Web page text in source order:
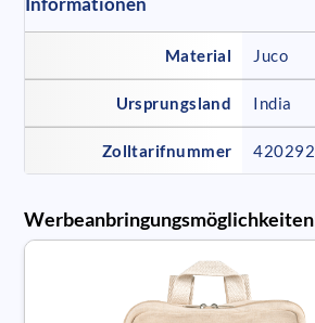
Informationen
Material Juco
Ursprungsland India
Zolltarifnummer